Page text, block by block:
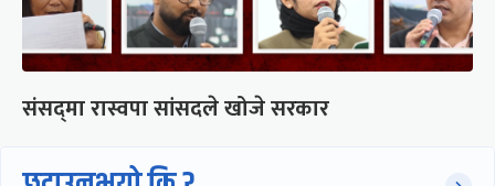
संसद्‍मा रास्वपा सांसदले खोजे सरकार